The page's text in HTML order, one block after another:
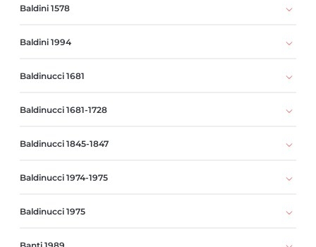
Baldini 1578
Baldini 1994
Baldinucci 1681
Baldinucci 1681-1728
Baldinucci 1845-1847
Baldinucci 1974-1975
Baldinucci 1975